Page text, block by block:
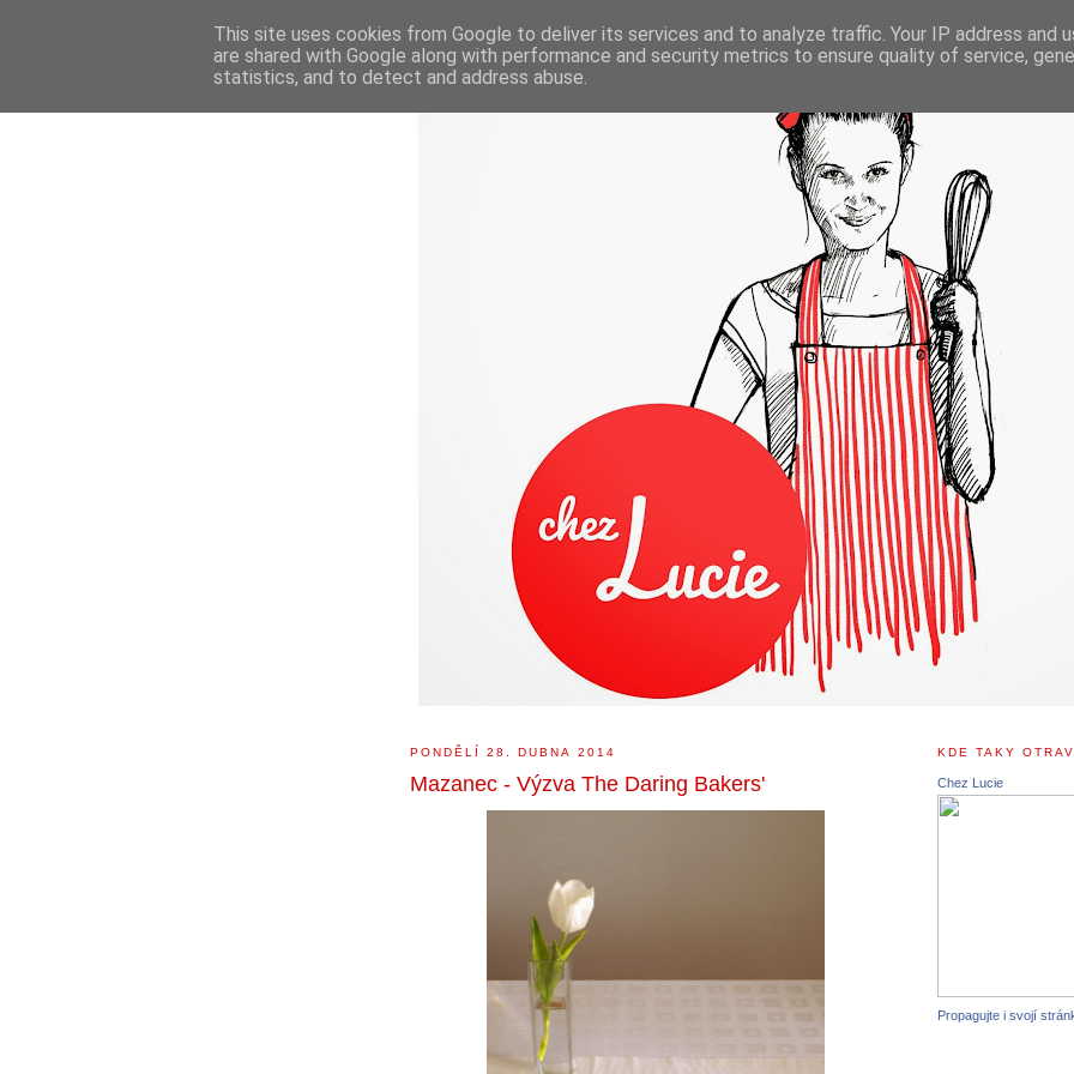
PONDĚLÍ 28. DUBNA 2014
Mazanec - Výzva The Daring Bakers'
KDE TAKY
Chez Lucie
Propagujte i svojí
This site uses cookies from Google to deliver its services and to analyze traffic. Your IP address and
are shared with Google along with performance and security metrics to ensure quality of service,
statistics, and to detect and address abuse.